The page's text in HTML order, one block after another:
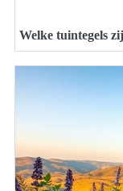
Welke tuintegels